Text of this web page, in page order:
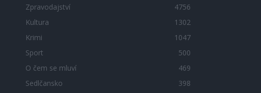
Zpravodajství
4756
Kultura
1302
Krimi
1047
Sport
500
O čem se mluví
469
Sedlčansko
398